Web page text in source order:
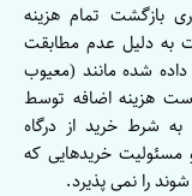
بازگشت تمام هزینه
به دلیل عدم مطابقت
شده مانند (معیوب
هزینه اضافه توسط
شرط خرید از درگاه
خریدهایی که
را نمی پذیرد.